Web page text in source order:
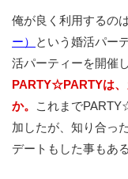
俺が良く利用するの
ー）
という婚活パー
活パーティーを開催
PARTY☆PARTYは、
か。
これまで
加したが、知り合っ
デートもした事もあ